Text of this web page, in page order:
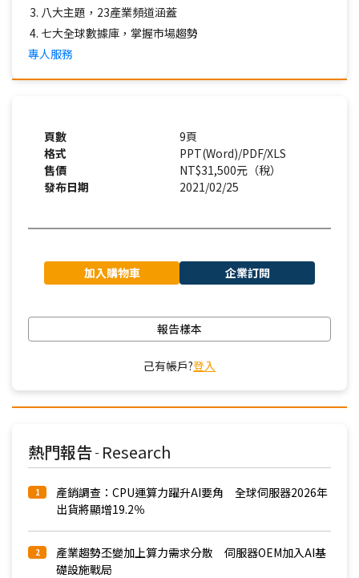
八大主題，23產業頻道涵蓋
七大全球數據庫，掌握市場趨勢
專人服務
頁數
9頁
格式
PPT(Word)/PDF/XLS
售價
NT$31,500元（稅）
發布日期
2021/02/25
加入購物車 企業訂閱
報告樣本
己有帳戶?登入
熱門報告 - Research
1
產銷調查：CPU運算力躍升AI要角 全球伺服器2026年
出貨將顯增19.2％
2
產業趨勢丕變加上算力需求分散 伺服器OEM加入AI基
礎設施戰局